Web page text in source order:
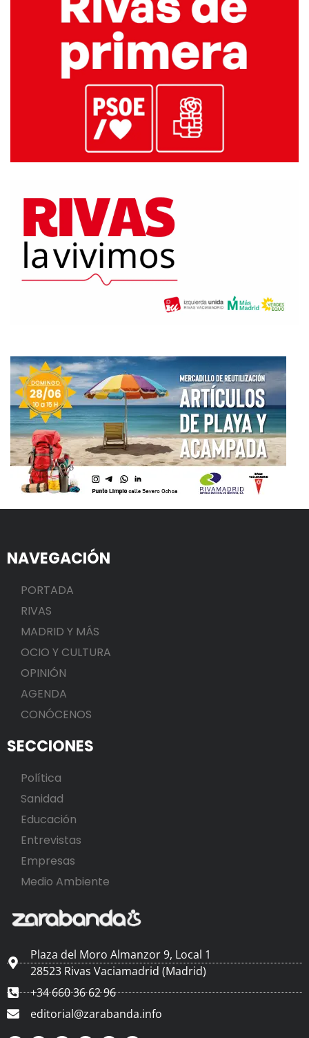
NAVEGACIÓN
PORTADA
RIVAS
MADRID Y MÁS
OCIO Y CULTURA
OPINIÓN
AGENDA
CONÓCENOS
SECCIONES
Política
Sanidad
Educación
Entrevistas
Empresas
Medio Ambiente
Plaza del Moro Almanzor 9, Local 1
28523 Rivas Vaciamadrid (Madrid)
+34 660 36 62 96
editorial@zarabanda.info